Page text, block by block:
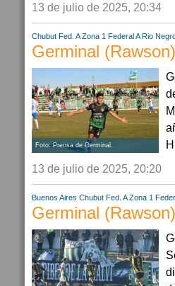
13 de julio de 2025, 20:34
Chubut Fed. A Zona 1 Federal A Rio
Germinal
Foto: Prensa de Germinal.
13 de julio de 2025, 20:20
Buenos Aires Chubut Fed. A Zona 1
Germinal